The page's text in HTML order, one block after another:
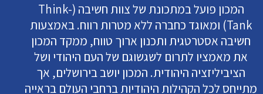
המכון פועל במתכונת של צוות חשיבה (Think-
Tank) ומאוגד כחברה ללא מטרות רווח. באמצעות
חשיבה אסטרטגית ותכנון ארוך טווח, ממקד המכון
את מאמציו לתרום לשגשוגם של העם היהודי ושל
הציביליזציה היהודית. המכון יושב בירושלים, אך
מתייחס לכל הקהילות היהודיות ברחבי העולם בראייה